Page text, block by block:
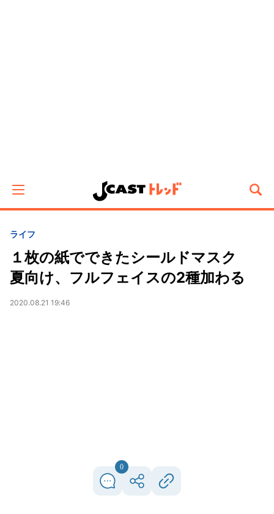
ライフ
１枚の紙でできたシールドマスク
夏向け、フルフェイスの2種加わる
2020.08.21 19:46
0